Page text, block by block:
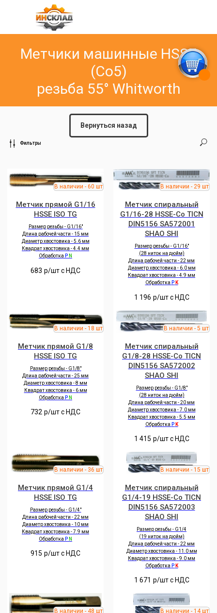
Метчики машинные HSSE
(Co5)
резьба 55° Whitworth
Вернуться назад
Фильтры
Метчик прямой G1/16
HSSE ISO TG
Размер резьбы - G1/16"
Длина рабочей части - 15 мм
Диаметр хвостовика - 5.6 мм
Квадрат хвостовика - 4.4 мм
Обработка P N
683 р/шт c НДС
Метчик спиральный
G1/16-28 HSSE-Co TICN
DIN5156 SA572001
SHAO SHI
Размер резьбы - G1/16"
(28 ниток на дюйм)
Длина рабочей части - 22 мм
Диаметр хвостовика - 6.0 мм
Квадрат хвостовика - 4.9 мм
Обработка P K
1 196 р/шт c НДС
Метчик прямой G1/8
HSSE ISO TG
Размер резьбы - G1/8"
Длина рабочей части - 25 мм
Диаметр хвостовика - 8 мм
Квадрат хвостовика - 6 мм
Обработка P N
732 р/шт c НДС
Метчик спиральный
G1/8-28 HSSE-Co TICN
DIN5156 SA572002
SHAO SHI
Размер резьбы - G1/8"
(28 ниток на дюйм)
Длина рабочей части - 20 мм
Диаметр хвостовика - 7.0 мм
Квадрат хвостовика - 5.5 мм
Обработка P K
1 415 р/шт c НДС
Метчик прямой G1/4
HSSE ISO TG
Размер резьбы - G1/4"
Длина рабочей части - 22 мм
Диаметр хвостовика - 10 мм
Квадрат хвостовика - 7.9 мм
Обработка P N
915 р/шт c НДС
Метчик спиральный
G1/4-19 HSSE-Co TICN
DIN5156 SA572003
SHAO SHI
Размер резьбы - G1/4
(19 ниток на дюйм)
Длина рабочей части - 22 мм
Диаметр хвостовика - 11.0 мм
Квадрат хвостовика - 9.0 мм
Обработка P K
1 671 р/шт c НДС